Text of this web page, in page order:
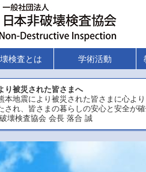
検査とは 学術活動
り被災された皆さまへ
本地震により被災された皆さまに心よ
され、皆さまの暮らしの安心と安全が
壊検査協会 会長 落合 誠